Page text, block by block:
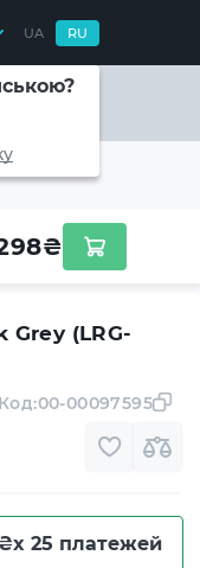
UA RU
₴
(LRG-
Код:00-00097595
x 25 платежей